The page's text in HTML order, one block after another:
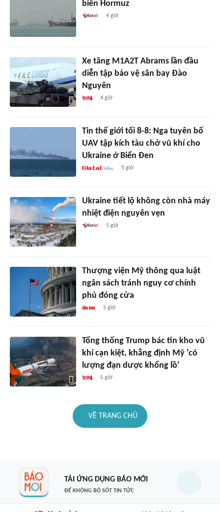
biển Hormuz
4 giờ
Xe tăng M1A2T Abrams lần đầu
diễn tập bảo vệ sân bay Đào
Nguyên
4 giờ
Tin thế giới tối 8-8: Nga tuyên bố
UAV tập kích tàu chở vũ khí cho
Ukraine ở Biển Đen
5 giờ
Ukraine tiết lộ không còn nhà máy
nhiệt điện nguyên vẹn
5 giờ
Thượng viện Mỹ thông qua luật
ngân sách tránh nguy cơ chính
phủ đóng cửa
5 giờ
Tổng thống Trump bác tin kho vũ
khí cạn kiệt, khẳng định Mỹ 'có
lượng đạn dược khổng lồ'
5 giờ
VỀ TRANG CHỦ
TẢI ỨNG DỤNG BÁO MỚI
ĐỂ KHÔNG BỎ SÓT TIN TỨC